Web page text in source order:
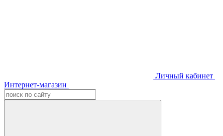
Личный кабинет
Интернет-магазин